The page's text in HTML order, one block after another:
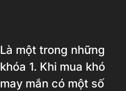
Là một trong những
khóa 1. Khi mua khóa
may mắn có một số